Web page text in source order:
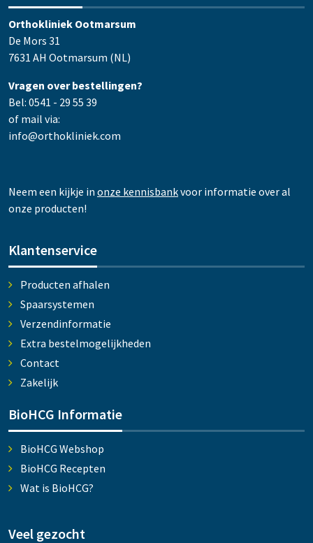
Orthokliniek Ootmarsum
De Mors 31
7631 AH Ootmarsum (NL)
Vragen over bestellingen?
Bel: 0541 - 29 55 39
of mail via:
info@orthokliniek.com
Neem een kijkje in onze kennisbankvoor informatie over al
onze producten!
Klantenservice
Producten afhalen
Spaarsystemen
Verzendinformatie
Extra bestelmogelijkheden
Contact
Zakelijk
BioHCG Informatie
BioHCG Webshop
BioHCG Recepten
Wat is BioHCG?
Veel gezocht